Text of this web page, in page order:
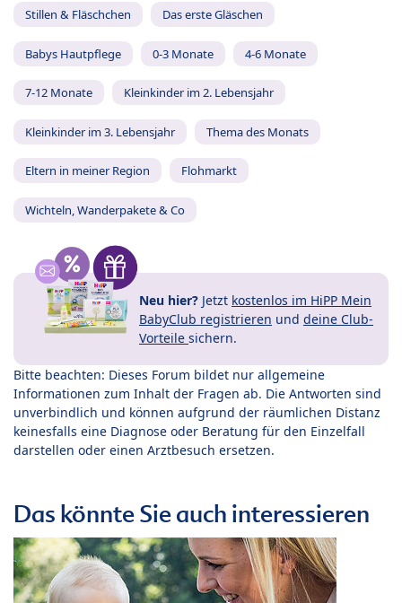
Stillen & Fläschchen Das erste Gläschen
Babys Hautpflege 0-3 Monate 4-6 Monate
7-12 Monate Kleinkinder im 2. Lebensjahr
Kleinkinder im 3. Lebensjahr Thema des Monats
Eltern in meiner Region Flohmarkt
Wichteln, Wanderpakete & Co
Neu hier? Jetzt kostenlos im HiPP Mein
BabyClub registrieren und deine Club-
Vorteile sichern.
Bitte beachten: Dieses Forum bildet nur allgemeine
Informationen zum Inhalt der Fragen ab. Die Antworten sind
unverbindlich und können aufgrund der räumlichen Distanz
keinesfalls eine Diagnose oder Beratung für den Einzelfall
darstellen oder einen Arztbesuch ersetzen.
Das könnte Sie auch interessieren